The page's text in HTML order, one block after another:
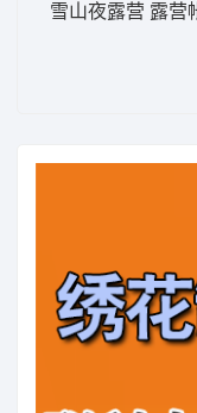
雪山夜露营 露